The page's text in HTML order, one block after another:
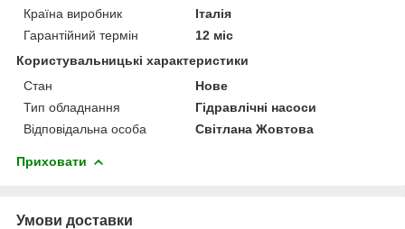
Країна виробник
Італія
Гарантійний термін
12 міс
Користувальницькі характеристики
Стан
Нове
Тип обладнання
Гідравлічні насоси
Відповідальна особа
Світлана Жовтова
Приховати
Умови доставки